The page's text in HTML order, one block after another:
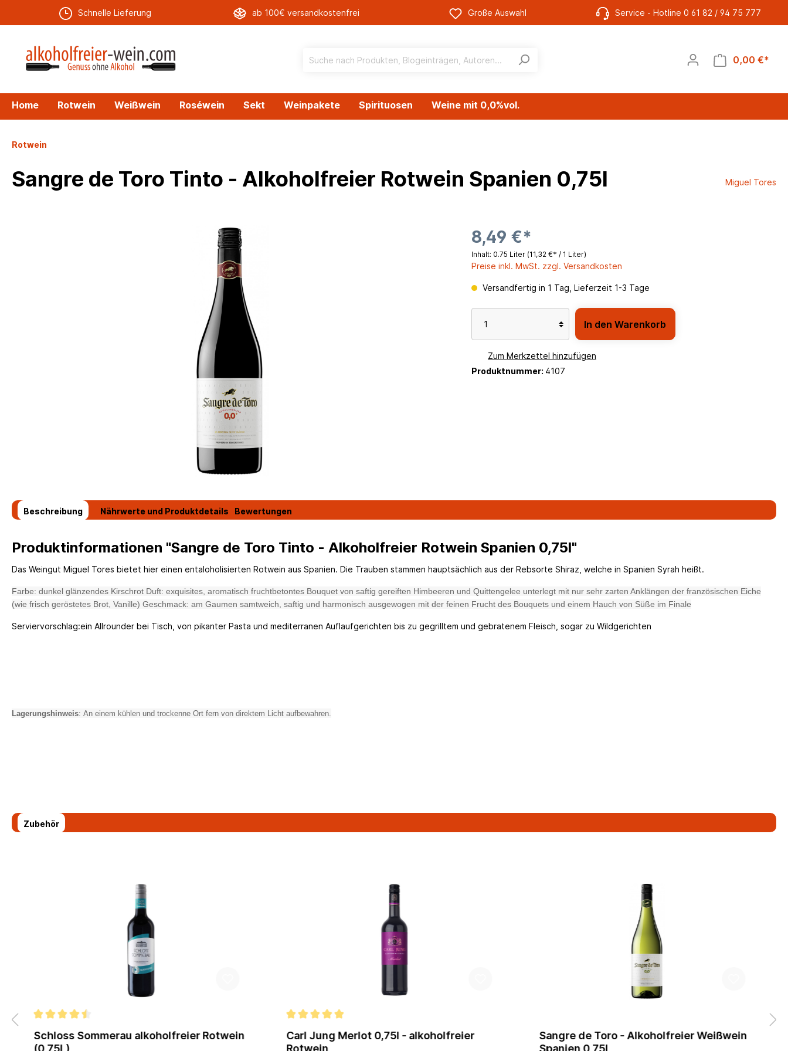
Schnelle Lieferung ab 100€ versandkostenfrei Große Auswahl Service - Hotline 0 61 82 / 94 75 777
0,00 €*
Home Rotwein Weißwein Roséwein Sekt Weinpakete Spirituosen Weine mit 0,0%vol.
Alternativen
Vodka Whisky
Rotwein
Sangre de Toro Tinto - Alkoholfreier Rotwein Spanien 0,75l Miguel Tores
8,49 €*
Inhalt: 0.75 Liter (11,32 €* / 1 Liter)
Preise inkl. MwSt. zzgl. Versandkosten
Versandfertig in 1 Tag, Lieferzeit 1-3 Tage
In den Warenkorb
Zum Merkzettel hinzufügen
Produktnummer: 4107
Beschreibung Nährwerte und Produktdetails Bewertungen
Produktinformationen "Sangre de Toro Tinto - Alkoholfreier Rotwein Spanien 0,75l"
Das Weingut Miguel Tores bietet hier einen entaloholisierten Rotwein aus Spanien. Die Trauben stammen hauptsächlich aus der Rebsorte Shiraz, welche in Spanien Syrah heißt.
Farbe: dunkel glänzendes Kirschrot Duft: exquisites, aromatisch fruchtbetontes Bouquet von saftig gereiften Himbeeren und Quittengelee unterlegt mit nur sehr zarten Anklängen der französischen Eiche
(wie frisch geröstetes Brot, Vanille) Geschmack: am Gaumen samtweich, saftig und harmonisch ausgewogen mit der feinen Frucht des Bouquets und einem Hauch von Süße im Finale
Serviervorschlag:ein Allrounder bei Tisch, von pikanter Pasta und mediterranen Auflaufgerichten bis zu gegrilltem und gebratenem Fleisch, sogar zu Wildgerichten
Lagerungshinweis: An einem kühlen und trockenne Ort fern von direktem Licht aufbewahren.
Zubehör
Schloss Sommerau alkoholfreier Rotwein
(0,75L)
Carl Jung Merlot 0,75l - alkoholfreier
Rotwein
Sangre de Toro - Alkoholfreier Weißwein
Spanien 0,75l